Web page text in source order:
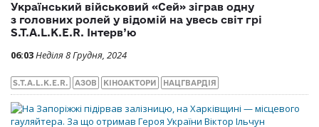
Український військовий «Сей» зіграв одну
з головних ролей у відомій на увесь світ грі
S.T.A.L.K.E.R. Інтерв’ю
06:03Неділя 8 Грудня, 2024
S.T.A.L.K.E.R. АЗОВ КІНОАКТОРИ НАЦГВАРДІЯ